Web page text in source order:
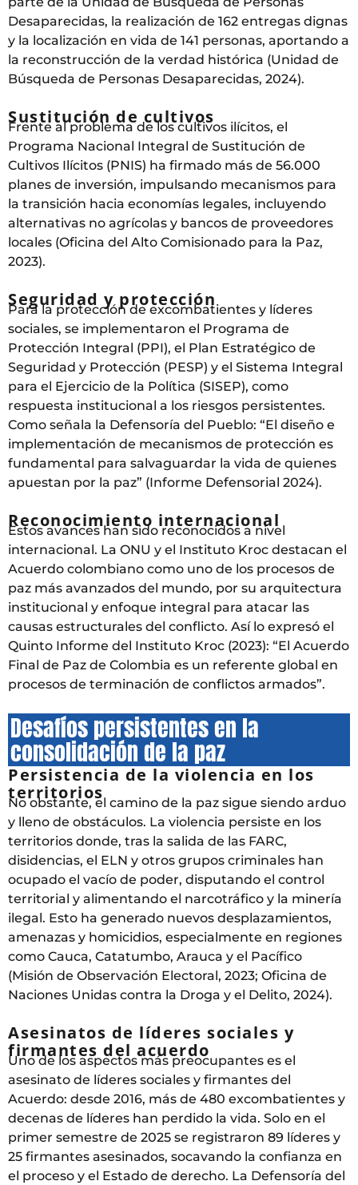
Desaparecidas, la realización de 162 entregas dignas
y la localización en vida de 141 personas, aportando a
la reconstrucción de la verdad histórica (Unidad de
Búsqueda de Personas Desaparecidas, 2024).
Sustitución de cultivos
Frente al problema de los cultivos ilícitos, el
Programa Nacional Integral de Sustitución de
Cultivos Ilícitos (PNIS) ha firmado más de 56.000
planes de inversión, impulsando mecanismos para
la transición hacia economías legales, incluyendo
alternativas no agrícolas y bancos de proveedores
locales (Oficina del Alto Comisionado para la Paz,
2023).
Seguridad y protección
Para la protección de excombatientes y líderes
sociales, se implementaron el Programa de
Protección Integral (PPI), el Plan Estratégico de
Seguridad y Protección (PESP) y el Sistema Integral
para el Ejercicio de la Política (SISEP), como
respuesta institucional a los riesgos persistentes.
Como señala la Defensoría del Pueblo: “El diseño e
implementación de mecanismos de protección es
fundamental para salvaguardar la vida de quienes
apuestan por la paz” (Informe Defensorial 2024).
Reconocimiento internacional
Estos avances han sido reconocidos a nivel
internacional. La ONU y el Instituto Kroc destacan el
Acuerdo colombiano como uno de los procesos de
paz más avanzados del mundo, por su arquitectura
institucional y enfoque integral para atacar las
causas estructurales del conflicto. Así lo expresó el
Quinto Informe del Instituto Kroc (2023): “El Acuerdo
Final de Paz de Colombia es un referente global en
procesos de terminación de conflictos armados”.
Desafíos persistentes en la
consolidación de la paz
Persistencia de la violencia en los
territorios
No obstante, el camino de la paz sigue siendo arduo
y lleno de obstáculos. La violencia persiste en los
territorios donde, tras la salida de las FARC,
disidencias, el ELN y otros grupos criminales han
ocupado el vacío de poder, disputando el control
territorial y alimentando el narcotráfico y la minería
ilegal. Esto ha generado nuevos desplazamientos,
amenazas y homicidios, especialmente en regiones
como Cauca, Catatumbo, Arauca y el Pacífico
(Misión de Observación Electoral, 2023; Oficina de
Naciones Unidas contra la Droga y el Delito, 2024).
Asesinatos de líderes sociales y
firmantes del acuerdo
Uno de los aspectos más preocupantes es el
asesinato de líderes sociales y firmantes del
Acuerdo: desde 2016, más de 480 excombatientes y
decenas de líderes han perdido la vida. Solo en el
primer semestre de 2025 se registraron 89 líderes y
25 firmantes asesinados, socavando la confianza en
el proceso y el Estado de derecho. La Defensoría del